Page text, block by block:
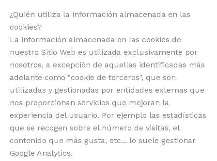
¿Quién utiliza la información almacenada en las
cookies?
La información almacenada en las cookies de
nuestro Sitio Web es utilizada exclusivamente por
nosotros, a excepción de aquellas identificadas más
adelante como "cookie de terceros", que son
utilizadas y gestionadas por entidades externas que
nos proporcionan servicios que mejoran la
experiencia del usuario. Por ejemplo las estadísticas
que se recogen sobre el número de visitas, el
contenido que más gusta, etc... lo suele gestionar
Google Analytics.